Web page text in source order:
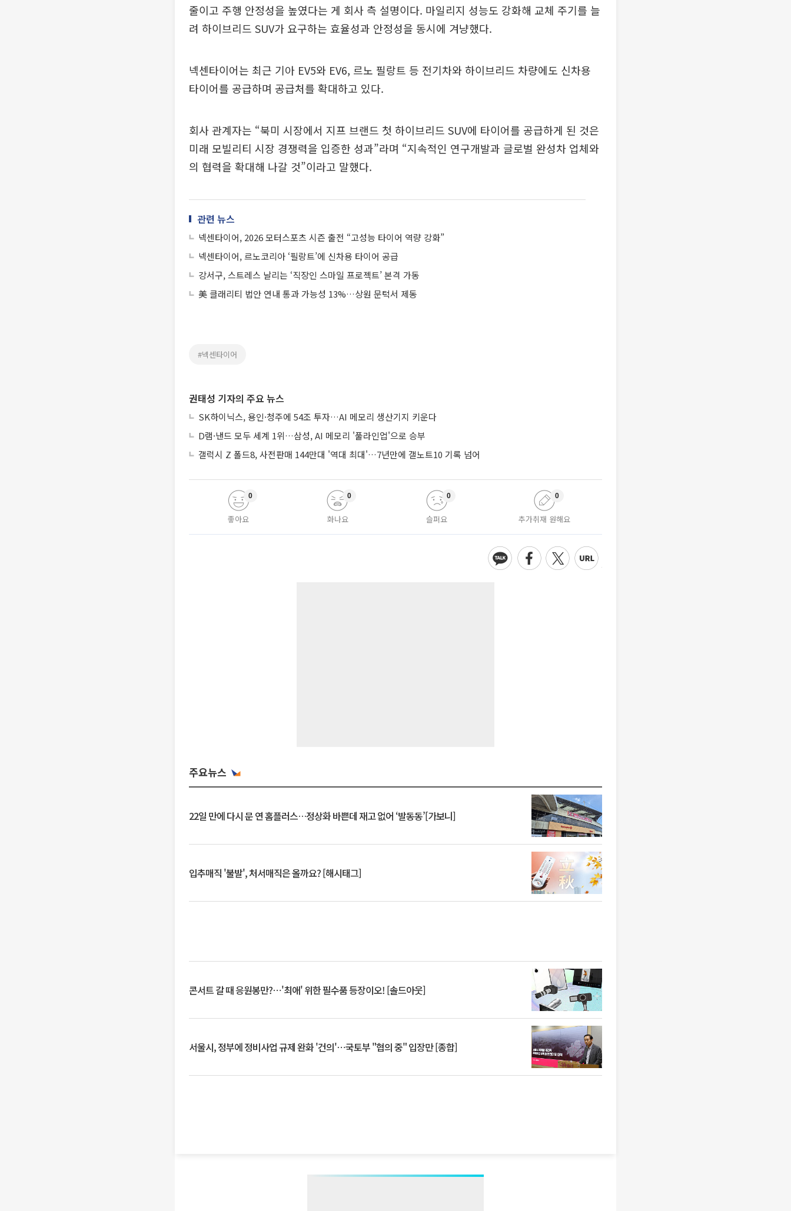
줄이고 주행 안정성을 높였다는 게 회사 측 설명이다. 마일리지 성능도 강화해 교체 주기를 늘
려 하이브리드 SUV가 요구하는 효율성과 안정성을 동시에 겨냥했다.
넥센타이어는 최근 기아 EV5와 EV6, 르노 필랑트 등 전기차와 하이브리드 차량에도 신차용
타이어를 공급하며 공급처를 확대하고 있다.
회사 관계자는 “북미 시장에서 지프 브랜드 첫 하이브리드 SUV에 타이어를 공급하게 된 것은
미래 모빌리티 시장 경쟁력을 입증한 성과”라며 “지속적인 연구개발과 글로벌 완성차 업체와
의 협력을 확대해 나갈 것”이라고 말했다.
관련 뉴스
넥센타이어, 2026 모터스포츠 시즌 출전 “고성능 타이어 역량 강화”
넥센타이어, 르노코리아 ‘필랑트’에 신차용 타이어 공급
강서구, 스트레스 날리는 ‘직장인 스마일 프로젝트’ 본격 가동
美 클래리티 법안 연내 통과 가능성 13%…상원 문턱서 제동
#넥센타이어
권태성 기자의 주요 뉴스
SK하이닉스, 용인·청주에 54조 투자…AI 메모리 생산기지 키운다
D램·낸드 모두 세계 1위…삼성, AI 메모리 '풀라인업'으로 승부
갤럭시 Z 폴드8, 사전판매 144만대 '역대 최대'…7년만에 갤노트10 기록 넘어
좋아요
0
화나요
0
슬퍼요
0
추가취재 원해요
0
주요뉴스
22일 만에 다시 문 연 홈플러스…정상화 바쁜데 재고 없어 ‘발동동’[가보니]
입추매직 '불발', 처서매직은 올까요? [해시태그]
콘서트 갈 때 응원봉만?⋯'최애' 위한 필수품 등장이오! [솔드아웃]
서울시, 정부에 정비사업 규제 완화 '건의'⋯국토부 "협의 중" 입장만 [종합]